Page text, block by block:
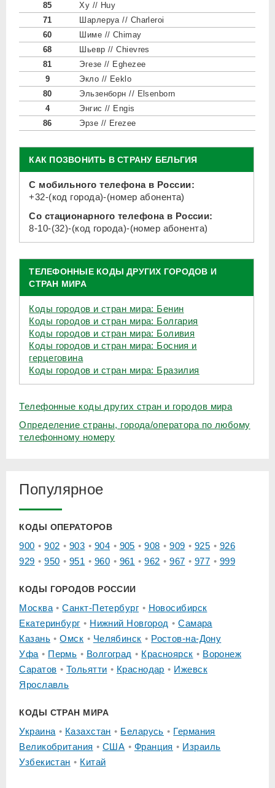
85
Ху // Huy
71
Шарлеруа // Charleroi
60
Шиме // Chimay
68
Шьевр // Chievres
81
Эгезе // Eghezee
9
Экло // Eeklo
80
Эльзенборн // Elsenborn
4
Энгис // Engis
86
Эрзе // Erezee
КАК ПОЗВОНИТЬ В СТРАНУ БЕЛЬГИЯ
С мобильного телефона в России:
+32-(код города)-(номер абонента)
Со стационарного телефона в России:
8-10-(32)-(код города)-(номер абонента)
ТЕЛЕФОННЫЕ КОДЫ ДРУГИХ ГОРОДОВ И
СТРАН МИРА
Коды городов и стран мира: Бенин
Коды городов и стран мира: Болгария
Коды городов и стран мира: Боливия
Коды городов и стран мира: Босния и
герцеговина
Коды городов и стран мира: Бразилия
Телефонные коды других стран и городов мира
Определение страны, города/оператора по любому
телефонному номеру
Популярное
КОДЫ ОПЕРАТОРОВ
900 902 903 904 905 908 909 925
926
929
950 951 960 961 962 967 977 999
КОДЫ ГОРОДОВ РОССИИ
Москва Санкт-Петербург
Новосибирск
Екатеринбург
Нижний Новгород
Самара
Казань
Омск Челябинск
Ростов-на-Дону
Уфа
Пермь Волгоград Красноярск
Воронеж
Саратов
Тольятти Краснодар
Ижевск
Ярославль
КОДЫ СТРАН МИРА
Украина Казахстан Беларусь
Германия
Великобритания
США Франция
Израиль
Узбекистан
Китай